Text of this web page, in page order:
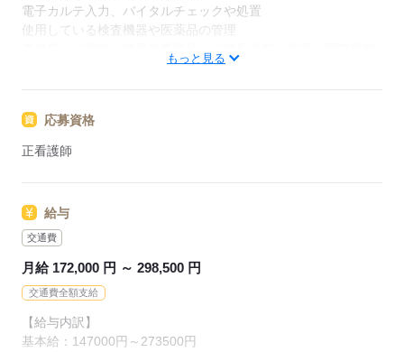
【もちろん無料】
費用は一切かかりません。
電子カルテ入力、バイタルチェックや処置
使用している検査機器や医薬品の管理
院内関係部署との情報共有
★おすすめポイント★
在宅の勤務に不安を感じている方も、医師と一緒に訪問を行い
需要が高まる在宅の分野で看護師として経験の幅が広がりま
土日祝休みで予定も立てやすく、家事や育児とも両立可能！
託児所があるため、これからライフイベントを迎える方にもお
もっと見る
応募資格
正看護師
給与
交通費
月給 172,000 円 ～ 298,500 円
交通費全額支給
【給与内訳】
基本給：147000円～273500円